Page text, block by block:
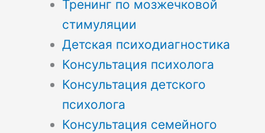
Тренинг по мозжечковой
стимуляции
Детская психодиагностика
Консультация психолога
Консультация детского
психолога
Консультация семейного